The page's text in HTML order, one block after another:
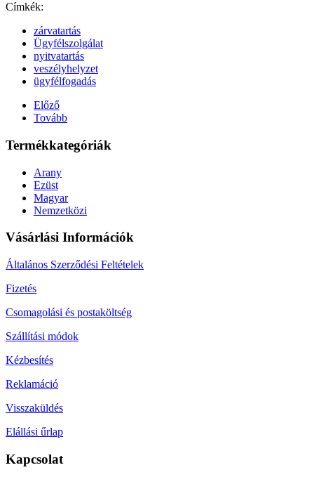
Címkék:
zárvatartás
Ügyfélszolgálat
nyitvatartás
veszélyhelyzet
ügyfélfogadás
Előző
Tovább
Termékkategóriák
Arany
Ezüst
Magyar
Nemzetközi
Vásárlási Információk
Általános Szerződési Feltételek
Fizetés
Csomagolási és postaköltség
Szállítási módok
Kézbesítés
Reklamáció
Visszaküldés
Elállási űrlap
Kapcsolat